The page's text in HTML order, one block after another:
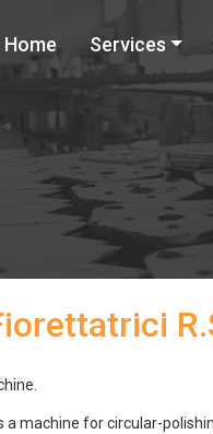
Home Services
a machine for circular-